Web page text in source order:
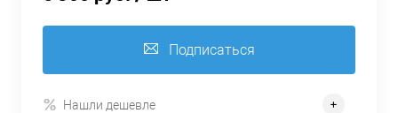
Подписаться
Нашли дешевле